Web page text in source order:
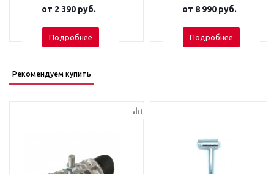
от 2 390 руб.
Подробнее
от 8 990 руб.
Подробнее
Рекомендуем купить